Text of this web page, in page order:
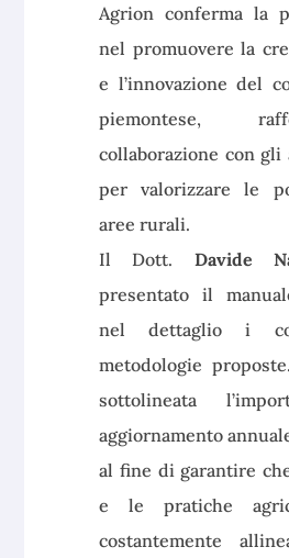
Agrion conferma la
nel promuovere la
e l’innovazione del
piemontese,
collaborazione con
per valorizzare le
aree rurali.
Il Dott. Davide
presentato il
nel dettaglio i
metodologie
sottolineata
aggiornamento
al fine di garantire
e le pratiche
costantemente